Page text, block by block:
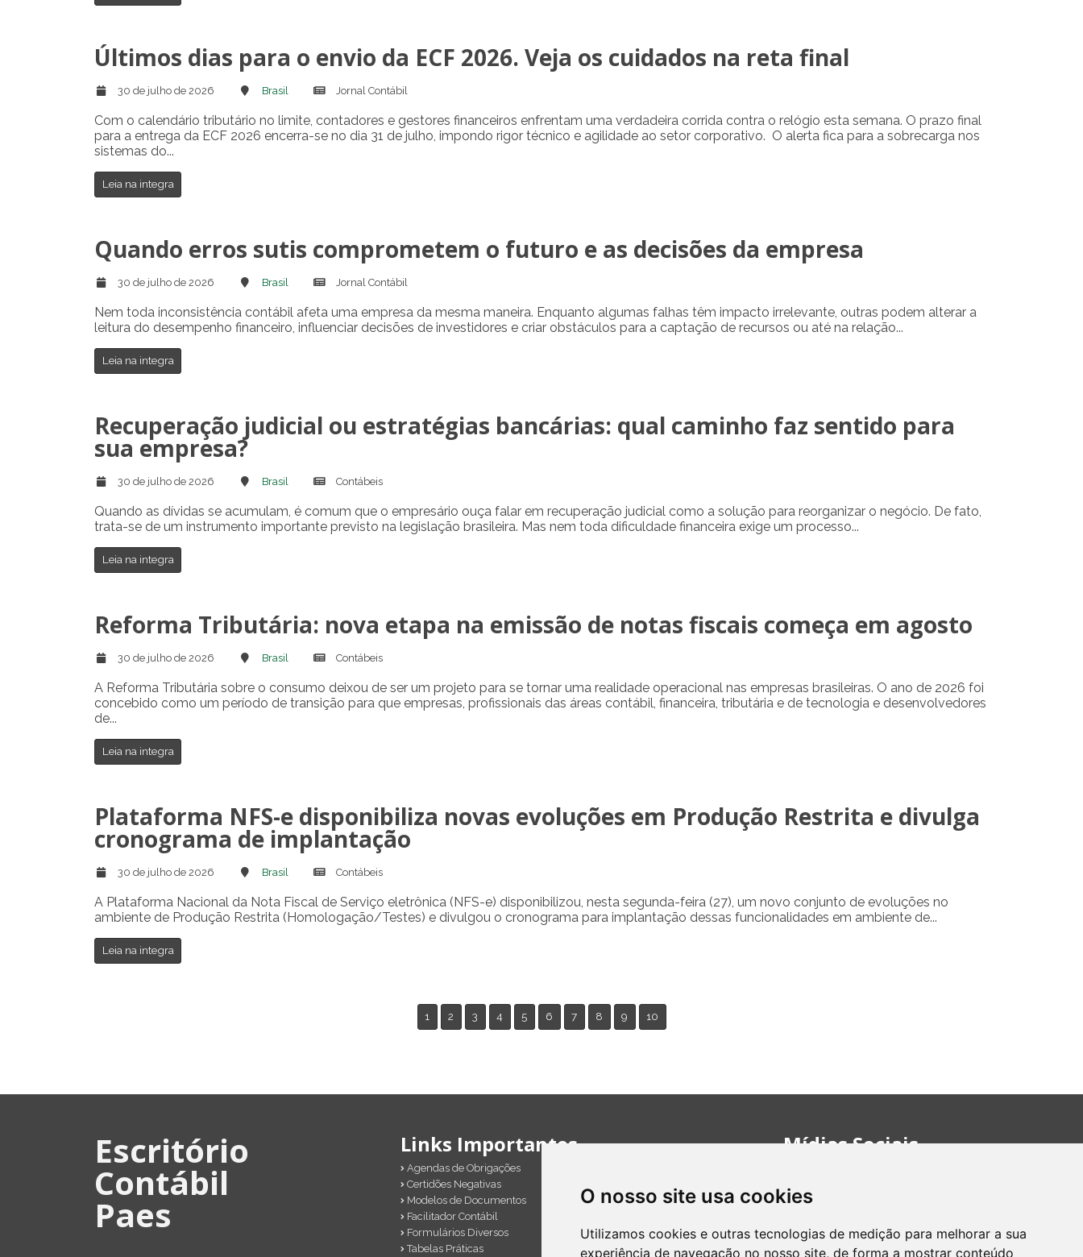
O nosso site usa cookies
Utilizamos cookies e outras tecnologias de medição para melhorar a sua
experiência de navegação no nosso site, de forma a mostrar conteúdo
Últimos dias para o envio da ECF 2026. Veja os cuidados na reta final
30 de julho de 2026 Brasil Jornal Contábil
Com o calendário tributário no limite, contadores e gestores financeiros enfrentam uma verdadeira corrida contra o relógio esta semana. O prazo final
para a entrega da ECF 2026 encerra-se no dia 31 de julho, impondo rigor técnico e agilidade ao setor corporativo. O alerta fica para a sobrecarga nos
sistemas do...
Leia na integra
Quando erros sutis comprometem o futuro e as decisões da empresa
30 de julho de 2026 Brasil Jornal Contábil
Nem toda inconsistência contábil afeta uma empresa da mesma maneira. Enquanto algumas falhas têm impacto irrelevante, outras podem alterar a
leitura do desempenho financeiro, influenciar decisões de investidores e criar obstáculos para a captação de recursos ou até na relação...
Leia na integra
Recuperação judicial ou estratégias bancárias: qual caminho faz sentido para
sua empresa?
30 de julho de 2026 Brasil Contábeis
Quando as dívidas se acumulam, é comum que o empresário ouça falar em recuperação judicial como a solução para reorganizar o negócio. De fato,
trata-se de um instrumento importante previsto na legislação brasileira. Mas nem toda dificuldade financeira exige um processo...
Leia na integra
Reforma Tributária: nova etapa na emissão de notas fiscais começa em agosto
30 de julho de 2026 Brasil Contábeis
A Reforma Tributária sobre o consumo deixou de ser um projeto para se tornar uma realidade operacional nas empresas brasileiras. O ano de 2026 foi
concebido como um período de transição para que empresas, profissionais das áreas contábil, financeira, tributária e de tecnologia e desenvolvedores
de...
Leia na integra
Plataforma NFS-e disponibiliza novas evoluções em Produção Restrita e divulga
cronograma de implantação
30 de julho de 2026 Brasil Contábeis
A Plataforma Nacional da Nota Fiscal de Serviço eletrônica (NFS-e) disponibilizou, nesta segunda-feira (27), um novo conjunto de evoluções no
ambiente de Produção Restrita (Homologação/Testes) e divulgou o cronograma para implantação dessas funcionalidades em ambiente de...
Leia na integra
1 2 3 4 5 6 7 8 9 10
Escritório
Contábil
Paes
Links Importantes
Agendas de Obrigações
Certidões Negativas
Modelos de Documentos
Facilitador Contábil
Formulários Diversos
Tabelas Práticas
Emissão de Notas
Cálculos de Impostos em Atraso
Links Úteis
Mídias Sociais